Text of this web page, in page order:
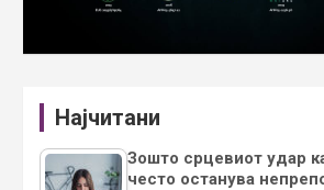
Најчитани
Зошто срцевиот удар
често останува